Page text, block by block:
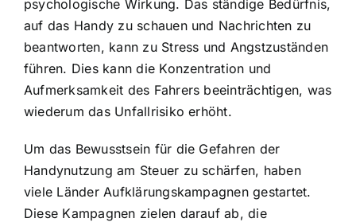
psychologische Wirkung. Das ständige Bedürfnis,
auf das Handy zu schauen und Nachrichten zu
beantworten, kann zu Stress und Angstzuständen
führen. Dies kann die Konzentration und
Aufmerksamkeit des Fahrers beeinträchtigen, was
wiederum das Unfallrisiko erhöht.
Um das Bewusstsein für die Gefahren der
Handynutzung am Steuer zu schärfen, haben
viele Länder Aufklärungskampagnen gestartet.
Diese Kampagnen zielen darauf ab, die